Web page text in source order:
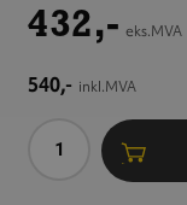
432,- eks.MVA
540,- inkl.MVA
Antall